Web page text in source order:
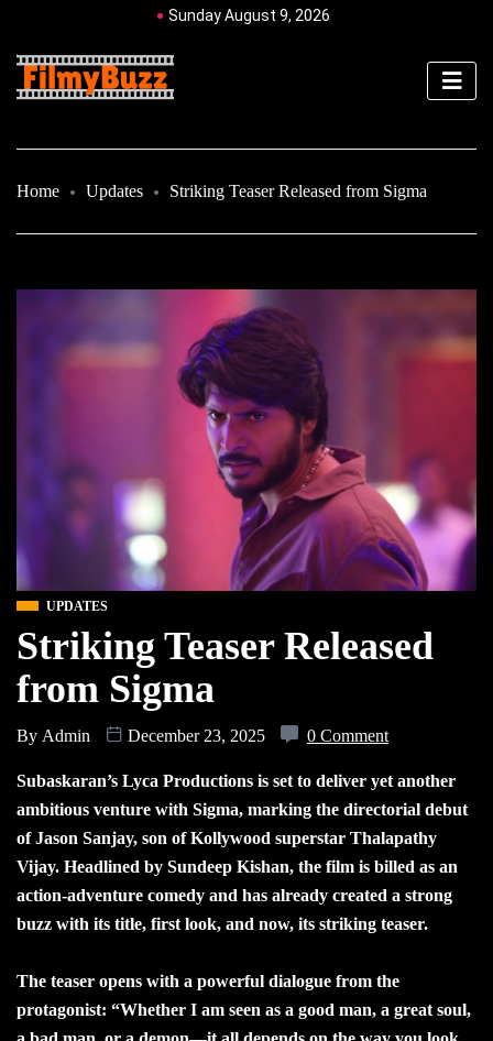
Sunday August 9, 2026
Home Updates Striking Teaser Released from Sigma
UPDATES
Striking Teaser Released
from Sigma
By Admin December 23, 2025 0 Comment
Subaskaran’s Lyca Productions is set to deliver yet another
ambitious venture with Sigma, marking the directorial debut
of Jason Sanjay, son of Kollywood superstar Thalapathy
Vijay. Headlined by Sundeep Kishan, the film is billed as an
action-adventure comedy and has already created a strong
buzz with its title, first look, and now, its striking teaser.
The teaser opens with a powerful dialogue from the
protagonist: “Whether I am seen as a good man, a great soul,